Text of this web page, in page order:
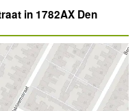
in 1782AX Den